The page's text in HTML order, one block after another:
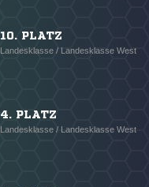
10. PLATZ
Landesklasse / Landesklasse West
4. PLATZ
Landesklasse / Landesklasse West